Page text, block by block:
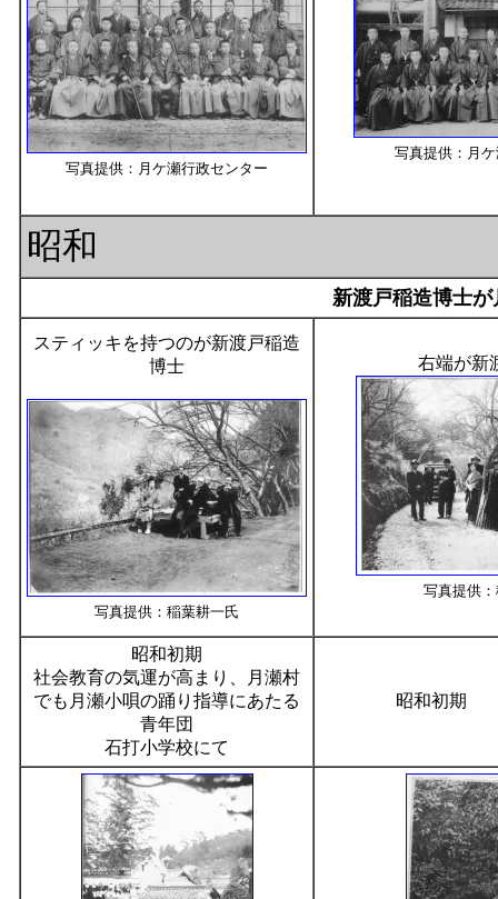
写真提供：月ケ瀬行政センター
写真提供：月
昭和
新渡戸稲造博士が
スティッキを持つのが新渡戸稲造
博士
写真提供：稲葉耕一氏
右端が新
写真提供
昭和初期
社会教育の気運が高まり、月瀬村
でも月瀬小唄の踊り指導にあたる
青年団
石打小学校にて
昭和初期